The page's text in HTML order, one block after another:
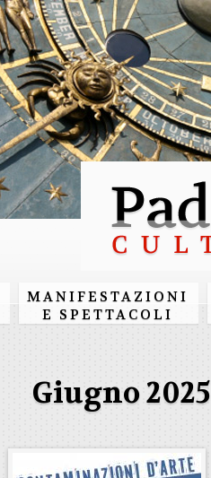
Salta al
contenuto
principale
MANIFESTAZIONI
E SPETTACOLI
Giugno 2025